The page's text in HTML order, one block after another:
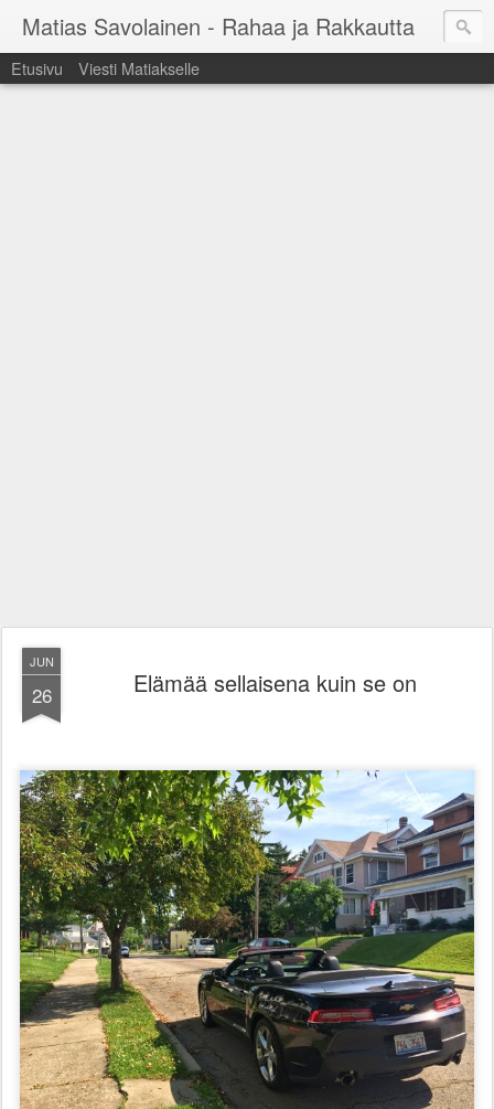
Matias Savolainen - Rahaa ja Rakkautta
Etusivu Viesti Matiakselle
JUN
26 Elämää sellaisena kuin se on